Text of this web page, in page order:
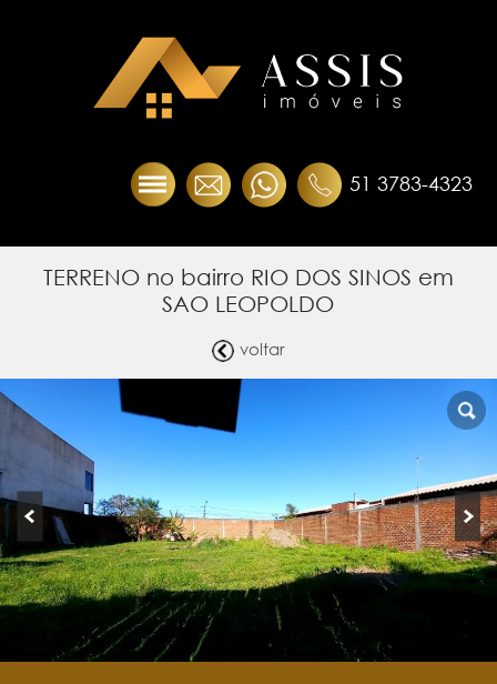
51 3783-4323
TERRENO no bairro RIO DOS SINOS em
SAO LEOPOLDO
voltar